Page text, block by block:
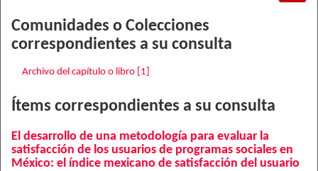
Comunidades o Colecciones
correspondientes a su consulta
Archivo del capítulo o libro [1]
Ítems correspondientes a su consulta
El desarrollo de una metodología para evaluar la
satisfacción de los usuarios de programas sociales en
México: el índice mexicano de satisfacción del usuario